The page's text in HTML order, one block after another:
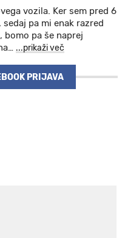
vozila. Ker sem pred 6
pa mi enak razred
bomo pa še naprej
… ...prikaži več
PRIJAVA